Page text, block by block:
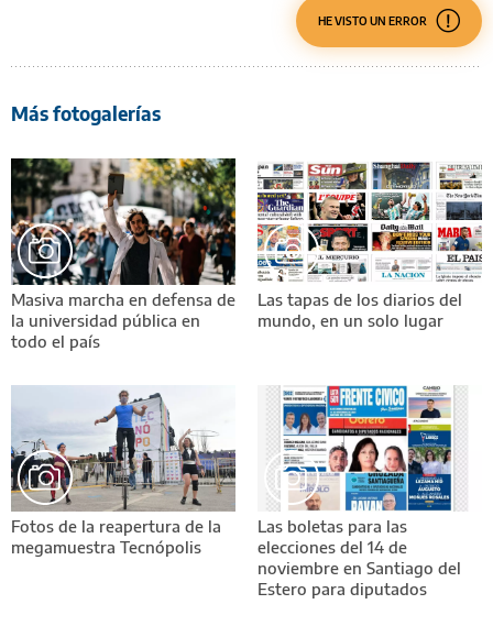
HE VISTO UN ERROR
Más fotogalerías
Masiva marcha en defensa de
la universidad pública en
todo el país
Las tapas de los diarios del
mundo, en un solo lugar
Fotos de la reapertura de la
megamuestra Tecnópolis
Las boletas para las
elecciones del 14 de
noviembre en Santiago del
Estero para diputados